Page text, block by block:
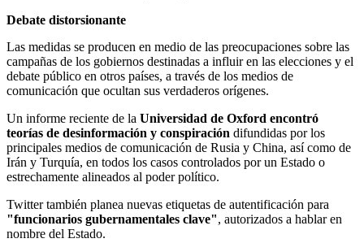
Debate distorsionante
Las medidas se producen en medio de las preocupaciones sobre las
campañas de los gobiernos destinadas a influir en las elecciones y el
debate público en otros países, a través de los medios de
comunicación que ocultan sus verdaderos orígenes.
Un informe reciente de la Universidad de Oxford encontró
teorías de desinformación y conspiración difundidas por los
principales medios de comunicación de Rusia y China, así como de
Irán y Turquía, en todos los casos controlados por un Estado o
estrechamente alineados al poder político.
Twitter también planea nuevas etiquetas de autentificación para
"funcionarios gubernamentales clave", autorizados a hablar en
nombre del Estado.